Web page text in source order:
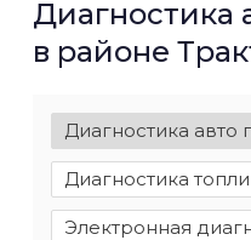
Диагностика
в районе
Диагностика авто
Диагностика
Электронная